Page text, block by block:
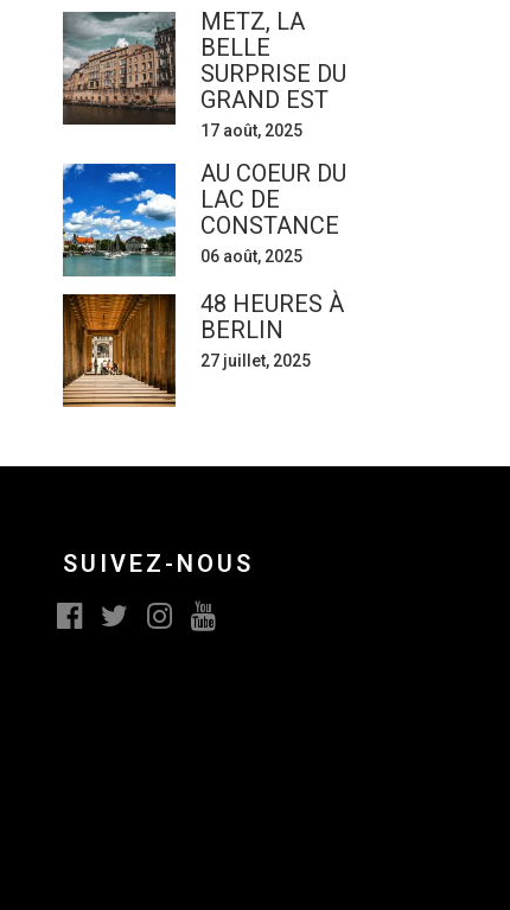
METZ, LA
BELLE
SURPRISE DU
GRAND EST
17 août, 2025
AU COEUR DU
LAC DE
CONSTANCE
06 août, 2025
48 HEURES À
BERLIN
27 juillet, 2025
SUIVEZ-NOUS